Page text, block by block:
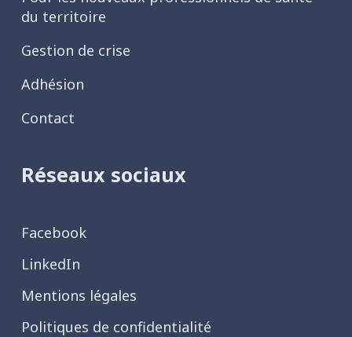
du territoire
Gestion de crise
Adhésion
Contact
Réseaux sociaux
Facebook
LinkedIn
Mentions légales
Politiques de confidentialité